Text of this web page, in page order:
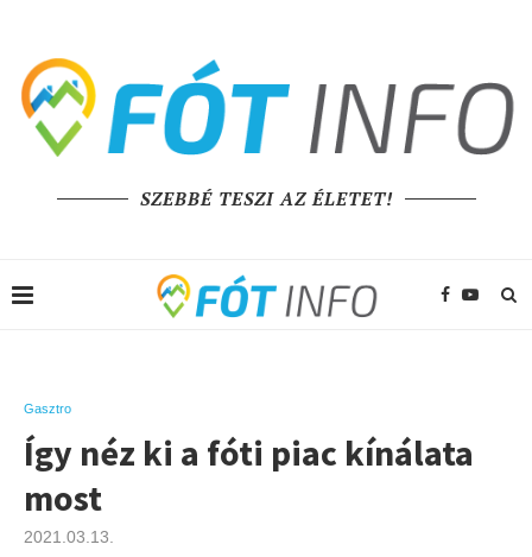
SZEBBÉ TESZI AZ ÉLETET!
Gasztro
Így néz ki a fóti piac kínálata
most
2021.03.13.